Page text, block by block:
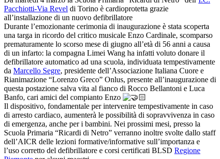
Pacchiotti-Via Revel di Torino è cardioprotetta grazie
all’installazione di un nuovo defibrillatore
Durante l’emozionante cerimonia di inaugurazione è stata scoperta
una targa in ricordo del critico musicale Enzo Cardinale, scomparso
prematuramente lo scorso mese di giugno all’età di 56 anni a causa
di un infarto: la compagna Limei Wang ha infatti voluto donare il
defibrillatore automatico ad una scuola, individuata tempestivamente
da Marcello Segre, presidente dell’Associazione Italiana Cuore e
Rianimazione “Lorenzo Greco” Onlus, presente all’inaugurazione di
questa postazione salva vita al fianco di Rocco Bellantoni e Luca
Banfo, cari amici del compianto Enzo
Il dispositivo, fondamentale per intervenire tempestivamente in caso
di arresto cardiaco, aumenterà le possibilità di sopravvivenza in caso
di emergenza, anche per i bambini. Nei prossimi mesi, presso la
Scuola Primaria “Ricardi di Netro” verranno inoltre svolte dallo staff
dell’AICR delle lezioni formative/informative sull’importanza e
l’uso corretto del defibrillatore e corsi certificati BLSD Regione